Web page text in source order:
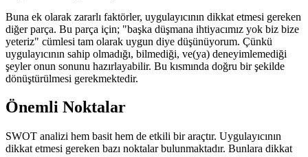
Buna ek olarak zararlı faktörler, uygulayıcının dikkat etmesi gereken
diğer parça. Bu parça için; "başka düşmana ihtiyacımız yok biz bize
yeteriz" cümlesi tam olarak uygun diye düşünüyorum. Çünkü
uygulayıcının sahip olmadığı, bilmediği, ve(ya) deneyimlemediği
şeyler onun sonunu hazırlayabilir. Bu kısmında doğru bir şekilde
dönüştürülmesi gerekmektedir.
Önemli Noktalar
SWOT analizi hem basit hem de etkili bir araçtır. Uygulayıcının
dikkat etmesi gereken bazı noktalar bulunmaktadır. Bunlara dikkat